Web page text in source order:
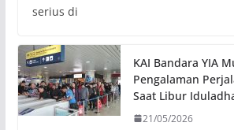
serius di
KAI Bandara YIA
Pengalaman
Saat Libur
21/05/2026